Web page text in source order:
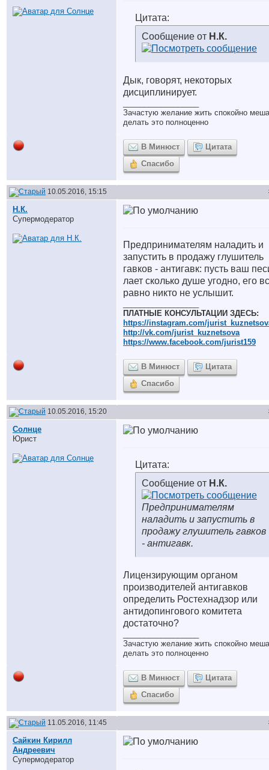
Цитата:
Сообщение от Н.К.
Дык, говорят, некоторых
дисциплинирует.
Зачастую желание жить спокойно
делать это полноценно
В Минюст
Цитата
Спасибо
10.05.2016, 15:15
Н.К.
Супермодератор
Предпринимателям наладить и
запустить в продажу глушитель
гавков - антигавк: пусть ваш
лает сколько душе угодно, его
равно никто не услышит.
ПЛАТНЫЕ КОНСУЛЬТАЦИИ ЗДЕСЬ:
https://instagram.com/
http://vk.com/jurist_kuznetsova
https://www.facebook.com/jurist159
В Минюст
Цитата
Спасибо
10.05.2016, 15:20
Солнце
Юрист
Цитата:
Сообщение от Н.К.
Предпринимателям
наладить и запустить в
продажу глушитель гавков
- антигавк.
Лицензирующим органом
производителей антигавков
определить Ростехнадзор или
антидопингового комитета
достаточно?
Зачастую желание жить спокойно
делать это полноценно
В Минюст
Цитата
Спасибо
11.05.2016, 11:45
Сайкин Кирилл
Андреевич
Супермодератор